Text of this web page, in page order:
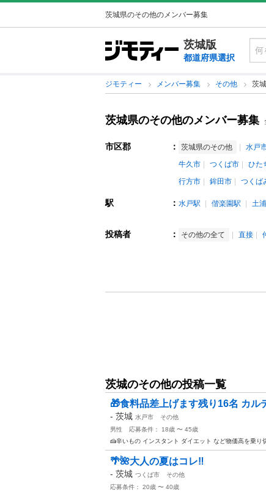
茨城県のその他のメンバー募集
茨城版
都道府県選択
ジモティー メンバー募集 その他 茨
茨城県のその他のメンバー募集
市区郡 ： 茨城県のその他 水戸
牛久市
つくば市 ひた
行方市
鉾田市 つくば
駅 ： 水戸駅 偕楽園駅 土
投稿者 ： その他の全て 直接
茨城のその他の投稿一覧
🎁食料品差上げます残り16名 カル
- 茨城 水戸市
その他
男性
応募条件： 18歳 〜 45歳
🍰辛いもの インスタント ダイエット など物価高を乗り
🌴🌺大人の夏はコレ‼️
- 茨城 つくば市
その他
応募条件： 20歳 〜 40歳